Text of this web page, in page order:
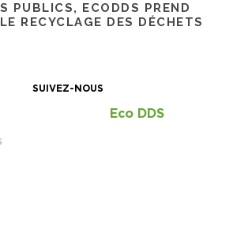
PUBLICS, ECODDS PREND
RECYCLAGE DES DÉCHETS
SUIVEZ-NOUS
Eco DDS